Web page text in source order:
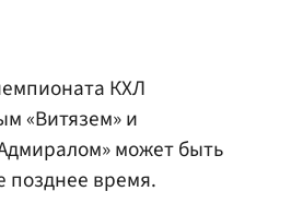
КХЛ
«Витязем» и
может быть
позднее время.